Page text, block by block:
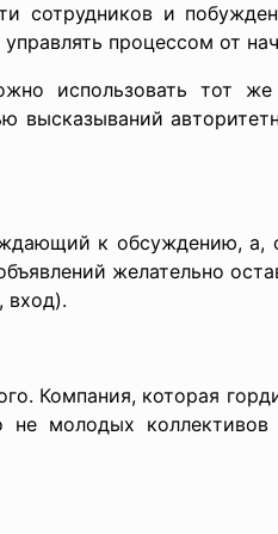
сотрудников и
процессом от
использовать тот
к обсуждению, а,
желательно
вход).
Компания, которая
молодых